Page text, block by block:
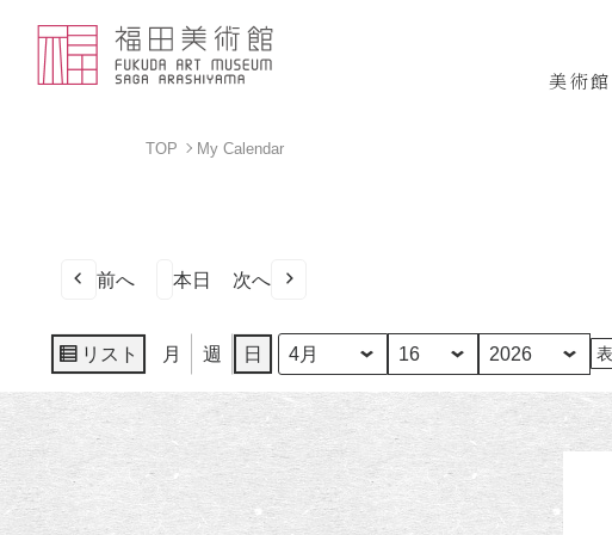
美術館
TOP My Calendar
前へ 本日 次へ
リスト
表
示
月 週 日